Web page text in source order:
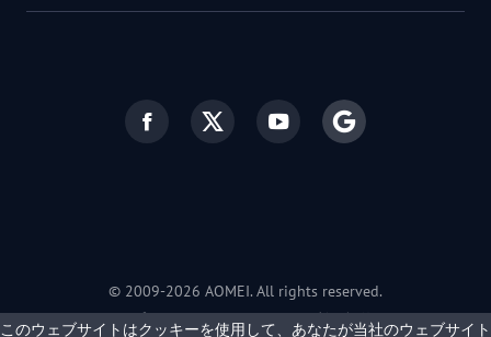
© 2009-2026 AOMEI. All rights reserved.
プライバシーポリシー
| 利用規約
このウェブサイトはクッキーを使用して、あなたが当社のウェブサイト